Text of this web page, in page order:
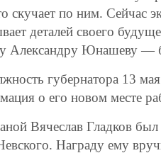
скучает по ним. Сейчас
деталей своего
Александру Юнашеву —
губернатора 13
о его новом месте
Вячеслав Гладков был
Награду ему